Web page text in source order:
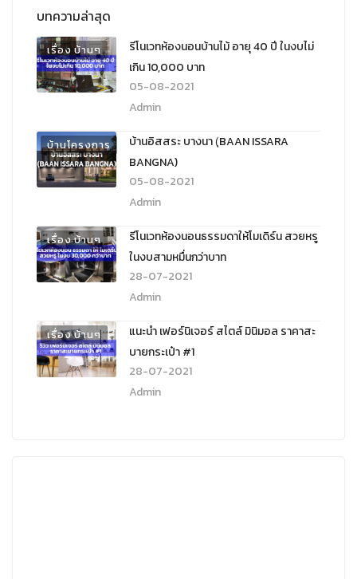
บทความล่าสุด
เรื่อง บ้านๆ
รีโนเวทห้องนอนบ้านไม้ อายุ 40 ปี ในงบไม่
เกิน 10,000 บาท
05-08-2021
Admin
บ้านโครงการ
บ้านอิสสระ บางนา (ฺBAAN ISSARA
BANGNA)
05-08-2021
Admin
เรื่อง บ้านๆ
รีโนเวทห้องนอนธรรมดาให้โมเดิร์น สวยหรู
ในงบสามหมื่นกว่าบาท
28-07-2021
Admin
เรื่อง บ้านๆ
แนะนำ เฟอร์นิเจอร์ สไตล์ มินิมอล ราคาสะ
บายกระเป๋า #1
28-07-2021
Admin